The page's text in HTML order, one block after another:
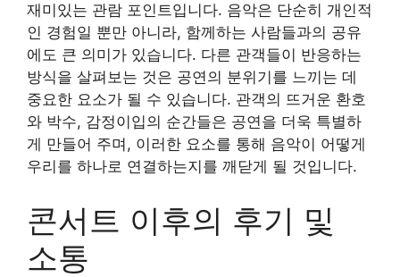
재미있는 관람 포인트입니다. 음악은 단순히 개인적
인 경험일 뿐만 아니라, 함께하는 사람들과의 공유
에도 큰 의미가 있습니다. 다른 관객들이 반응하는
방식을 살펴보는 것은 공연의 분위기를 느끼는 데
중요한 요소가 될 수 있습니다. 관객의 뜨거운 환호
와 박수, 감정이입의 순간들은 공연을 더욱 특별하
게 만들어 주며, 이러한 요소를 통해 음악이 어떻게
우리를 하나로 연결하는지를 깨닫게 될 것입니다.
콘서트 이후의 후기 및
소통